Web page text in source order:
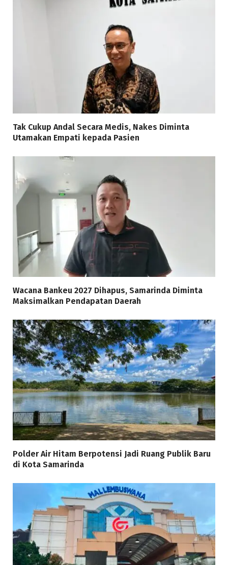
Tak Cukup Andal Secara Medis, Nakes Diminta
Utamakan Empati kepada Pasien
Wacana Bankeu 2027 Dihapus, Samarinda Diminta
Maksimalkan Pendapatan Daerah
Polder Air Hitam Berpotensi Jadi Ruang Publik Baru
di Kota Samarinda